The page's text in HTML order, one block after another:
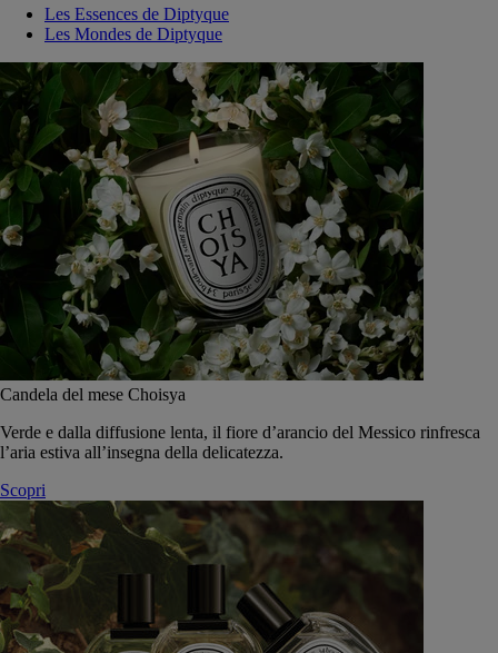
Les Essences de Diptyque
Les Mondes de Diptyque
Candela del mese Choisya
Verde e dalla diffusione lenta, il fiore d’arancio del Messico rinfresca
l’aria estiva all’insegna della delicatezza.
Scopri